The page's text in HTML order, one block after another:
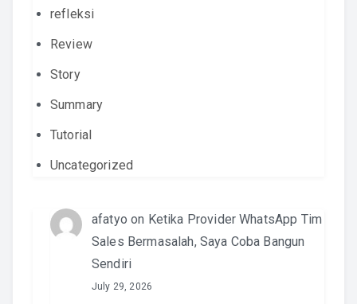
refleksi
Review
Story
Summary
Tutorial
Uncategorized
afatyo on Ketika Provider WhatsApp Tim
Sales Bermasalah, Saya Coba Bangun
Sendiri
July 29, 2026